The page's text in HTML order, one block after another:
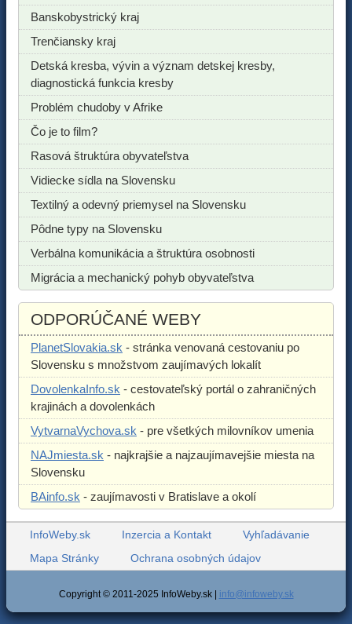
Banskobystrický kraj
Trenčiansky kraj
Detská kresba, vývin a význam detskej kresby,
diagnostická funkcia kresby
Problém chudoby v Afrike
Čo je to film?
Rasová štruktúra obyvateľstva
Vidiecke sídla na Slovensku
Textilný a odevný priemysel na Slovensku
Pôdne typy na Slovensku
Verbálna komunikácia a štruktúra osobnosti
Migrácia a mechanický pohyb obyvateľstva
ODPORÚČANÉ WEBY
PlanetSlovakia.sk - stránka venovaná cestovaniu po
Slovensku s množstvom zaujímavých lokalít
DovolenkaInfo.sk - cestovateľský portál o zahraničných
krajinách a dovolenkách
VytvarnaVychova.sk - pre všetkých milovníkov umenia
NAJmiesta.sk - najkrajšie a najzaujímavejšie miesta na
Slovensku
BAinfo.sk - zaujímavosti v Bratislave a okolí
InfoWeby.sk Inzercia a Kontakt
Vyhľadávanie
Mapa Stránky
Ochrana osobných údajov
Copyright © 2011-2025 InfoWeby.sk | info@infoweby.sk